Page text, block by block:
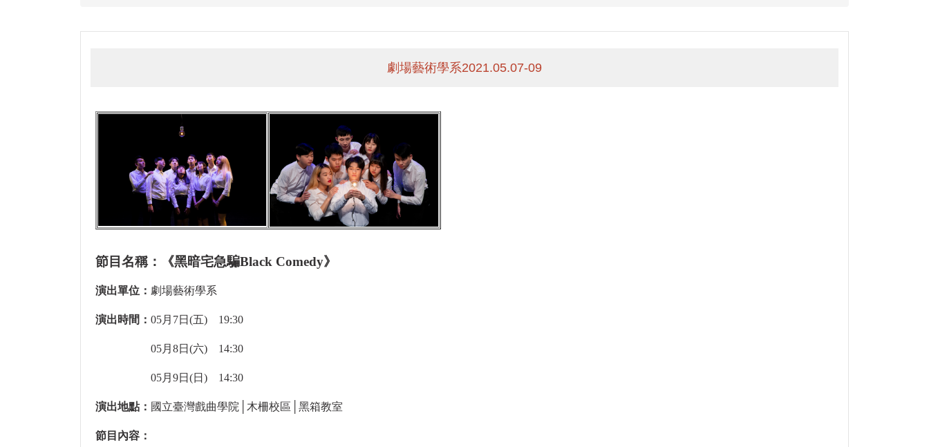
劇場藝術學系2021.05.07-09
節目名稱：《黑暗宅急騙Black Comedy》
演出單位： 劇場藝術學系
演出時間： 05月 7日(五) 19:30
05月8日(六) 14:30
05月9日(日) 14:30
演出地點： 國立臺灣戲曲學院│木柵校區│黑箱教室
節目內容：